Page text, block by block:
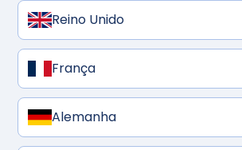
Reino Unido
França
Alemanha